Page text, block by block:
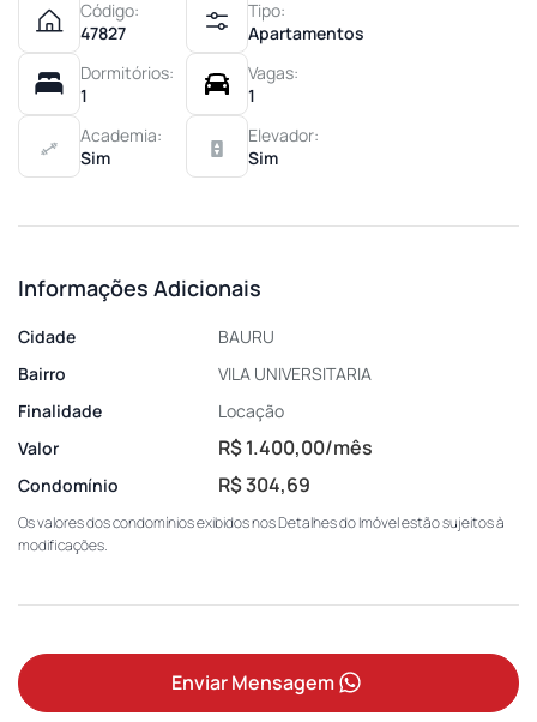
Código:
47827
Tipo:
Apartamentos
Dormitórios:
1
Vagas:
1
Academia:
Sim
Elevador:
Sim
Informações Adicionais
Cidade
BAURU
Bairro
VILA UNIVERSITARIA
Finalidade
Locação
Valor
R$ 1.400,00/mês
Condomínio R$ 304,69
Os valores dos condomínios exibidos nos Detalhes do Imóvel estão sujeitos à
modificações.
Enviar Mensagem